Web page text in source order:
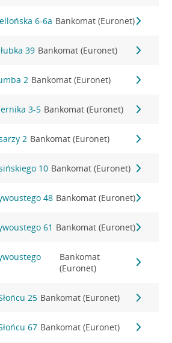
6-6a Bankomat (Euronet)
39 Bankomat (Euronet)
2 Bankomat (Euronet)
3-5 Bankomat (Euronet)
2 Bankomat (Euronet)
10 Bankomat (Euronet)
48 Bankomat (Euronet)
61 Bankomat (Euronet)
Bankomat
(Euronet)
25 Bankomat (Euronet)
67 Bankomat (Euronet)